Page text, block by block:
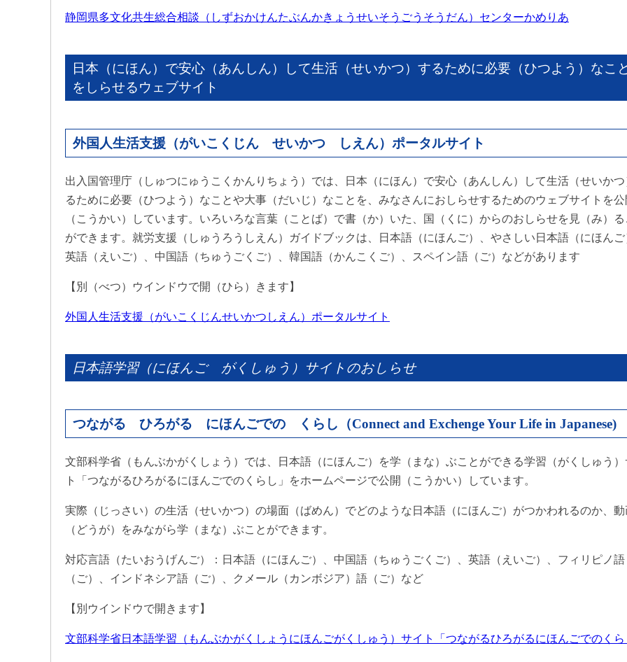
静岡県多文化共生総合相談（しずおかけんたぶんかきょうせいそうごうそうだん）センターかめりあ
日本（にほん）で安心（あんしん）して生活（せいかつ）するために必要（ひつよう）なこ
をしらせるウェブサイト
外国人生活支援（がいこくじん せいかつ しえん）ポータルサイト
出入国管理庁（しゅつにゅうこくかんりちょう）では、日本（にほん）で安心（あんしん）して生活（せいか
るために必要（ひつよう）なことや大事（だいじ）なことを、みなさんにおしらせするためのウェブサイトを公
（こうかい）しています。いろいろな言葉（ことば）で書（か）いた、国（くに）からのおしらせを見（み）
ができます。就労支援（しゅうろうしえん）ガイドブックは、日本語（にほんご）、やさしい日本語（にほん
英語（えいご）、中国語（ちゅうごくご）、韓国語（かんこくご）、スペイン語（ご）などがあります
【別（べつ）ウインドウで開（ひら）きます】
外国人生活支援（がいこくじんせいかつしえん）ポータルサイト
日本語学習（にほんご がくしゅう）サイトのおしらせ
つながる ひろがる にほんごでの くらし（Connect and Exchenge Your Life in Japanese)
文部科学省（もんぶかがくしょう）では、日本語（にほんご）を学（まな）ぶことができる学習（がくしゅう
ト「つながるひろがるにほんごでのくらし」をホームページで公開（こうかい）しています。
実際（じっさい）の生活（せいかつ）の場面（ばめん）でどのような日本語（にほんご）がつかわれるのか、動
（どうが）をみながら学（まな）ぶことができます。
対応言語（たいおうげんご）：日本語（にほんご）、中国語（ちゅうごくご）、英語（えいご）、フィリピノ語
（ご）、インドネシア語（ご）、クメール（カンボジア）語（ご）など
【別ウインドウで開きます】
文部科学省日本語学習（もんぶかがくしょうにほんごがくしゅう）サイト「つながるひろがるにほんごでのく